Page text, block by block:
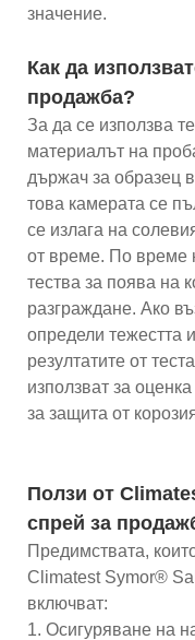
значение.
Как да
продажба?
За да се използва
материалът на
държач за образец
това камерата се
се излага на
от време. По време
тества за поява на
разграждане. Ако
определи тежестта
резултатите от
използват за
за защита от
Ползи от
спрей за
Предимствата,
Climatest Symor®
включват:
1. Осигуряване на